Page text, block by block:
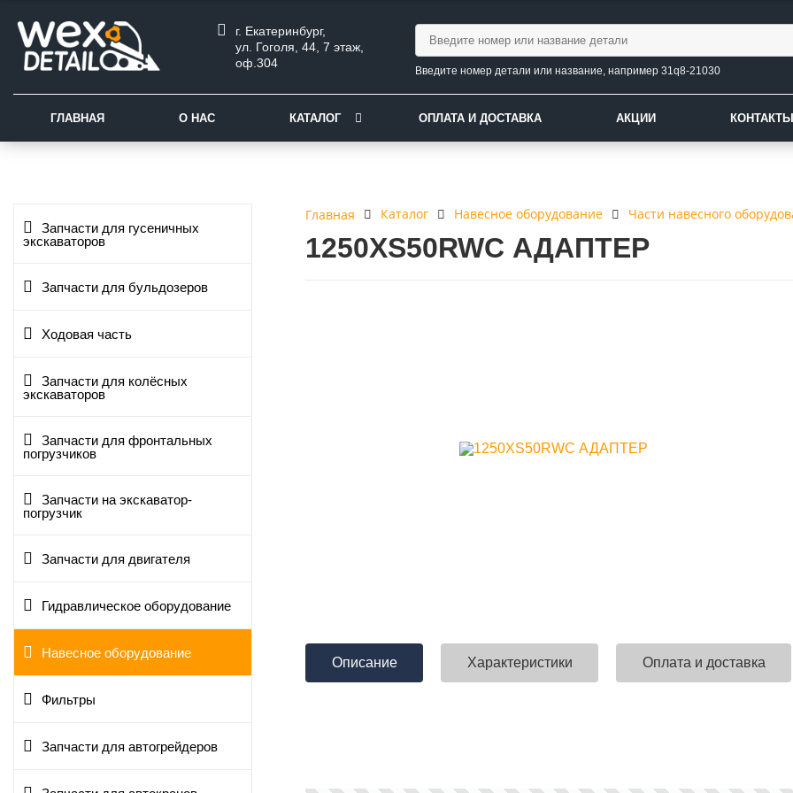
г. Екатеринбург,
ул. Гоголя, 44, 7 этаж,
оф.304
Введите номер детали или название, например 31q8-21030
ГЛАВНАЯ О НАС КАТАЛОГ ОПЛАТА И ДОСТАВКА АКЦИИ КОНТАКТЫ
Запчасти для гусеничных
экскаваторов
Запчасти для бульдозеров
Ходовая часть
Запчасти для колёсных
экскаваторов
Запчасти для фронтальных
погрузчиков
Запчасти на экскаватор-
погрузчик
Запчасти для двигателя
Гидравлическое оборудование
Навесное оборудование
Фильтры
Запчасти для автогрейдеров
Главная Каталог Навесное оборудование Части навесного
1250XS50RWC АДАПТЕР
Описание Характеристики Оплата и доставка